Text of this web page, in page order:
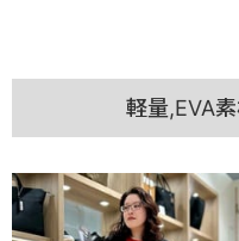
軽量,EVA